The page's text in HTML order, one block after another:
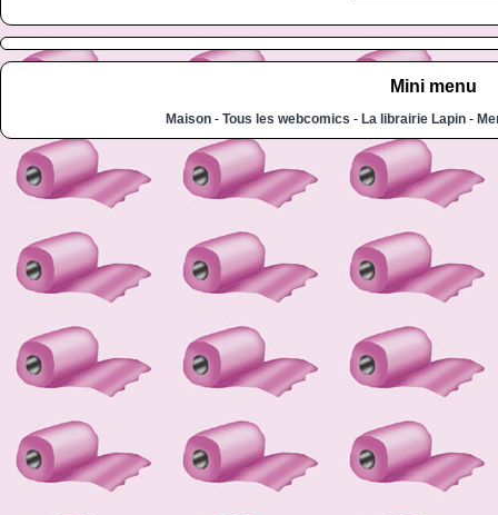
Mini menu
Maison- Tous les webcomics - La librairie Lapin-